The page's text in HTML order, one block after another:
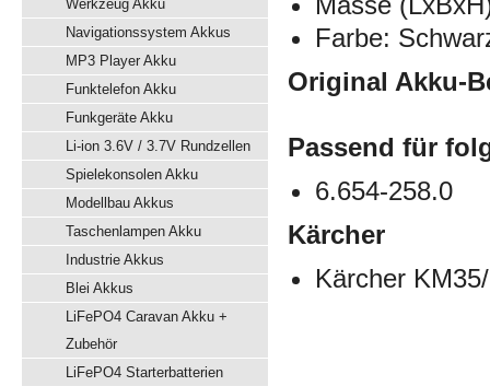
Werkzeug Akku
Navigationssystem Akkus
MP3 Player Akku
Funktelefon Akku
Funkgeräte Akku
Li-ion 3.6V / 3.7V Rundzellen
Spielekonsolen Akku
Modellbau Akkus
Taschenlampen Akku
Industrie Akkus
Blei Akkus
LiFePO4 Caravan Akku +
Zubehör
LiFePO4 Starterbatterien
Farbe:
Original Akku-
Passend für
6.654-258.0
Kärcher
Kärcher